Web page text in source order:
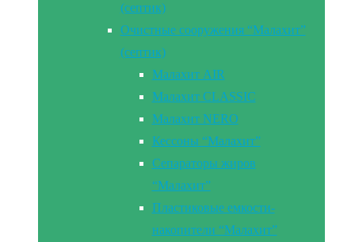
(септик)
Очистные сооружения “Малахит”
(септик)
Малахит AIR
Малахит CLASSIC
Малахит NERO
Кессоны “Малахит”
Сепараторы жиров
“Малахит”
Пластиковые емкости-
накопители “Малахит”